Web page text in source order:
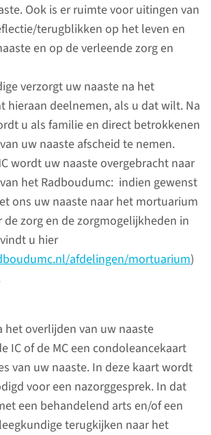
Ook is er ruimte voor uitingen van
terugblikken op het leven en
en op de verleende zorg en
verzorgt uw naaste na het
hieraan deelnemen, als u dat wilt. Na
u als familie en direct betrokkenen
uw naaste afscheid te nemen.
wordt uw naaste overgebracht naar
het Radboudumc: indien gewenst
ons uw naaste naar het mortuarium
de zorg en de zorgmogelijkheden in
u hier
afdelingen/mortuarium)
het overlijden van uw naaste
IC of de MC een condoleancekaart
van uw naaste. In deze kaart wordt
voor een nazorggesprek. In dat
een behandelend arts en/of een
terugkijken naar het
meer
en steun
biedt
vormen van
steun aan patiënten
meer
afdeling IC/MC